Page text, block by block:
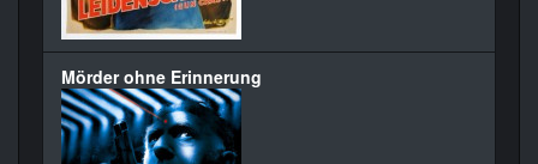
Mörder ohne Erinnerung